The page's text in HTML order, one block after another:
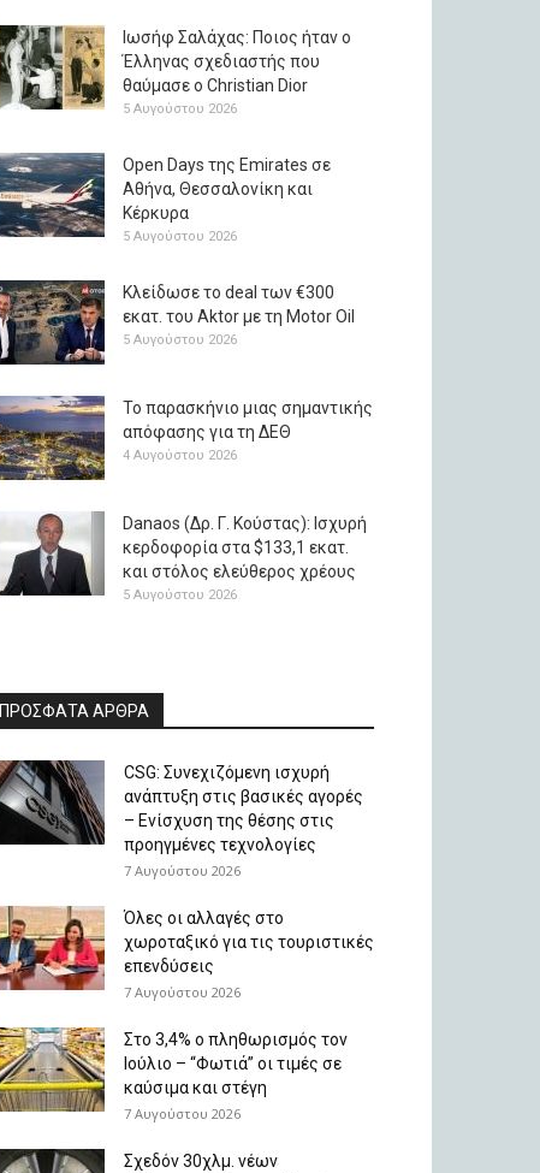
Ιωσήφ Σαλάχας: Ποιος ήταν ο
Έλληνας σχεδιαστής που
θαύμασε ο Christian Dior
5 Αυγούστου 2026
Open Days της Emirates σε
Αθήνα, Θεσσαλονίκη και
Κέρκυρα
5 Αυγούστου 2026
Κλείδωσε το deal των €300
εκατ. του Aktor με τη Μotor Oil
5 Αυγούστου 2026
Το παρασκήνιο μιας σημαντικής
απόφασης για τη ΔΕΘ
4 Αυγούστου 2026
Danaos (Δρ. Γ. Κούστας): Ισχυρή
κερδοφορία στα $133,1 εκατ.
και στόλος ελεύθερος χρέους
5 Αυγούστου 2026
ΠΡΟΣΦΑΤΑ ΑΡΘΡΑ
CSG: Συνεχιζόμενη ισχυρή
ανάπτυξη στις βασικές αγορές
– Ενίσχυση της θέσης στις
προηγμένες τεχνολογίες
7 Αυγούστου 2026
Όλες οι αλλαγές στο
χωροταξικό για τις τουριστικές
επενδύσεις
7 Αυγούστου 2026
Στο 3,4% ο πληθωρισμός τον
Ιούλιο – “Φωτιά” οι τιμές σε
καύσιμα και στέγη
7 Αυγούστου 2026
Σχεδόν 30χλμ. νέων